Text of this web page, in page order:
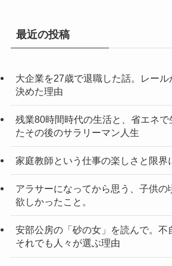
最近の投稿
大企業を27歳で退職した話。レー
決めた理由
残業80時間時代の生活と、省エネ
たその後のサラリーマン人生
家庭教師という仕事の楽しさと限界
アラサーになってから思う、子供の
欲しかったこと。
安部公房の「砂の女」を読んで。不
それでも人々が選ぶ理由